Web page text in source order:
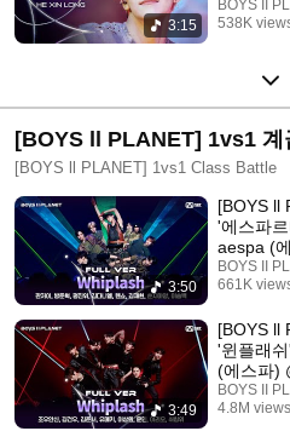
3:15
배틀
BOYS II
538K
[BOYS ll PLANET] 1vs1 계
[BOYS ll PLANET] 1vs1 Class Battle
3:50
[BOYS ll
'에스파
aespa (
틀
BOYS II
661K
3:49
[BOYS ll
'윈플래
(에스파)
BOYS II
4.8M views